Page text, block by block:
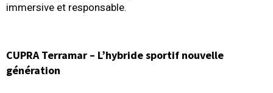
immersive et responsable.
CUPRA Terramar – L’hybride sportif nouvelle
génération